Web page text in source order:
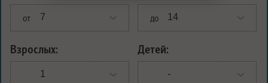
от до
Взрослых: Детей: